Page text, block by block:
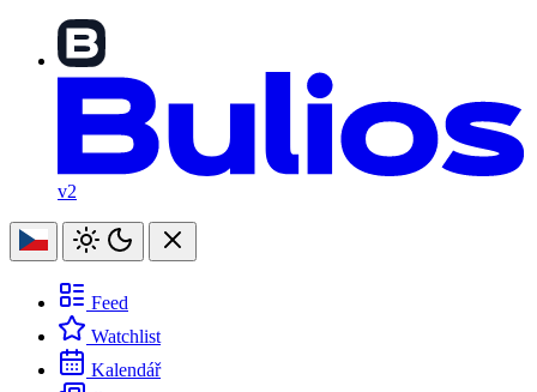
v2
Feed
Watchlist
Kalendář